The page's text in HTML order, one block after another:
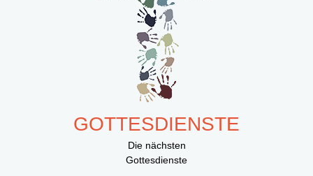
GOTTESDIENSTE
Die nächsten
Gottesdienste